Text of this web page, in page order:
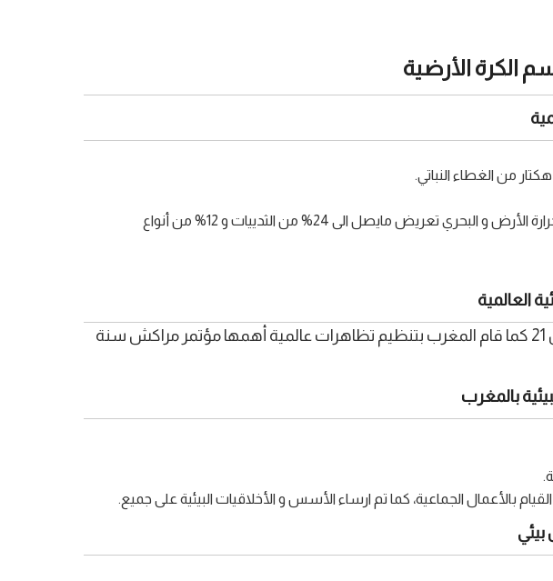
الكرة الأرضية
تلوث الهواء: انتشار الأمطار الحمضية و التلوث النووي, كما بدأت تتسع ثقب طبقة الأوزون وارتفاع درجة حرارة الأرض و البحري تعريض مايصل الى 24% من الثدييات و 12% من أنواع
العالمية
قام المغرب بالتوقيع والمصادقة على قمة ريو سنة 1992م بهدف الاعتماد على مشروع عمل 21 كما قام المغرب بتنظيم تظاهرات عالمية أهمها مؤتمر مراكش سنة
بالمغرب
بالأعمال الجماعية، كما تم ارساء الأسس و الأخلاقيات البيئية على جميع.